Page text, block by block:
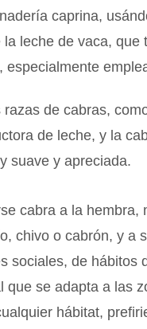
caprina,
la leche de vaca,
especialmente
razas de cabras,
de leche, y la
suave y apreciada.
cabra a la
chivo o cabrón, y a
sociales, de hábitos
que se adapta a las
hábitat,